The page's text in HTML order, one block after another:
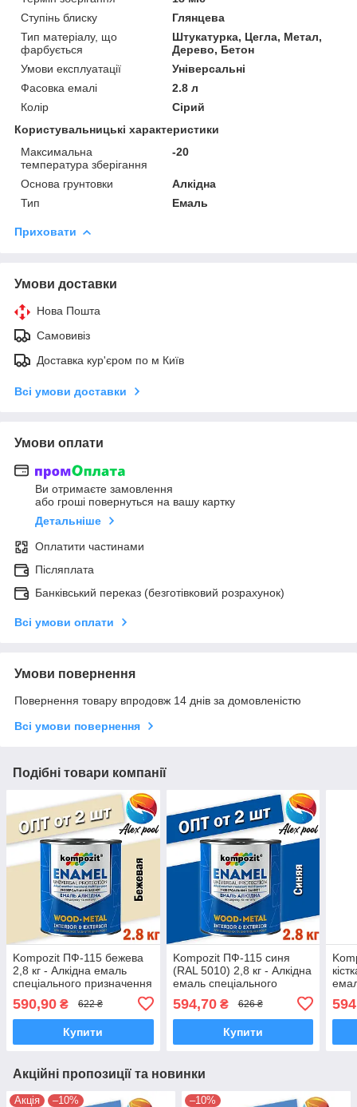
Ступінь блиску
Глянцева
Тип матеріалу, що
фарбується
Штукатурка, Цегла, Метал,
Дерево, Бетон
Умови експлуатації
Універсальні
Фасовка емалі
2.8 л
Колір
Сірий
Користувальницькі характеристики
Максимальна
температура зберігання
-20
Основа грунтовки
Алкідна
Тип
Емаль
Приховати
Умови доставки
Нова Пошта
Самовивіз
Доставка кур'єром по м Київ
Всі умови доставки
Умови оплати
Ви отримаєте замовлення
або гроші повернуться на вашу картку
Детальніше
Оплатити частинами
Післяплата
Банківський переказ (безготівковий розрахунок)
Всі умови оплати
Умови повернення
Повернення товару впродовж 14 днів за домовленістю
Всі умови повернення
Подібні товари компанії
Kompozit ПФ-115 бежева
2,8 кг - Алкідна емаль
спеціального призначення
590,90 ₴ 622 ₴
Купити
Kompozit ПФ-115 синя
(RAL 5010) 2,8 кг - Алкідна
емаль спеціального
594,70₴ 626 ₴
Купити
Акційні пропозиції та новинки
Акція –10% –10%